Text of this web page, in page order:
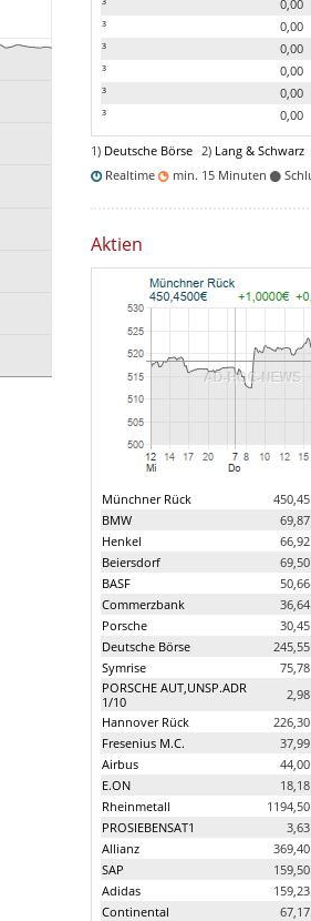
0,00
3 0,00
3 0,00
3 0,00
3 0,00
3 0,00
1) Deutsche Börse 2) Lang & Schwarz
Realtime
min. 15 Minuten
Aktien
Münchner Rück 450,45
BMW
69,87
Henkel
66,92
Beiersdorf
69,50
BASF
50,66
Commerzbank
36,64
Porsche
30,45
Deutsche Börse
245,55
Symrise
75,78
PORSCHE AUT,UNSP.ADR
1/10
2,98
Hannover Rück
226,30
Fresenius M.C.
37,99
Airbus
44,00
E.ON
18,18
Rheinmetall
1194,50
PROSIEBENSAT1
3,63
Allianz
369,40
SAP
159,50
Adidas
159,23
Continental
67,17